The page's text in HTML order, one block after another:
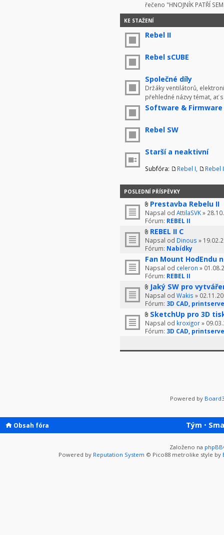
řečeno "HNOJNÍK PATŘÍ
KE STAŽENÍ
Rebel II
Rebel sCUBE
Společné díly
Držáky ventilátorů,
přehledné názvy témat, ať
Software & Firmware
Rebel SW
Starší a neaktivní
Subfóra: Rebel I Rebel
POSLEDNÍ PŘÍSPĚVKY
Prestavba Rebelu II
Napsal od AttilaSVK»
Fórum: REBEL II
REBEL II C
Napsal od Dinous »
Fórum: Nabídky
Fan Mount HodEndu
Napsal od celeron »
Fórum: REBEL II
Jaký SW pro
Napsal od Wakis »
Fórum: 3D CAD,
SketchUp pro 3D
Napsal od kroxigor»
Fórum: 3D CAD,
Powered by
Obsah fóra Tým •
Založeno na phpBB
Powered by Reputation System © Pico88 metrolike style by